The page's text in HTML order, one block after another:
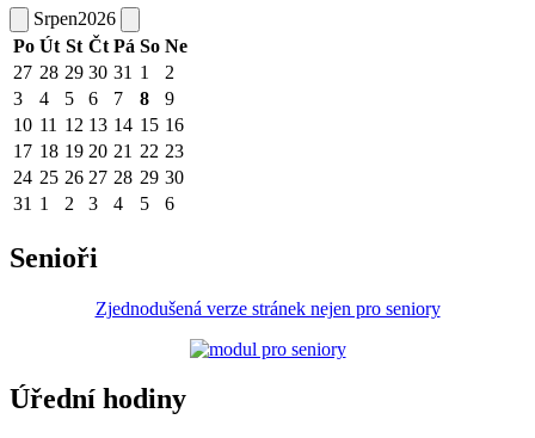
Srpen2026
Po Út St Čt Pá So Ne
27 28 29 30 31 1
2
3
4 5 6 7 8
9
10 11 12 13 14 15 16
17 18 19 20 21 22 23
24 25 26 27 28 29 30
31 1 2 3 4 5 6
Senioři
Zjednodušená verze stránek nejen pro seniory
Úřední hodiny